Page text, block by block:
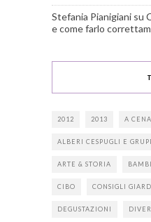
Stefania Pianigiani su
e come farlo
2012 2013 A
ALBERI CESPUGLI E
ARTE & STORIA
CIBO CONSIGLI
DEGUSTAZIONI